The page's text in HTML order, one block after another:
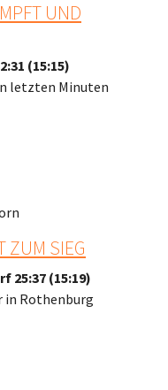
UND
(15:15)
letzten Minuten
ZUM SIEG
25:37 (15:19)
in Rothenburg